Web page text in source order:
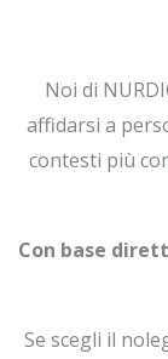
Noi di
affidarsi a
contesti più
Con base
Se scegli il